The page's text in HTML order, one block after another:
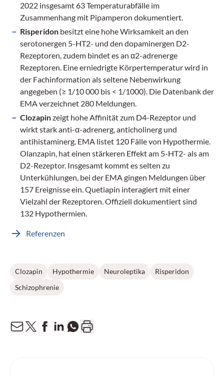
2022 insgesamt 63 Temperaturabfälle im
Zusammenhang mit Pipamperon dokumentiert.
Risperidon besitzt eine hohe Wirksamkeit an den
serotonergen ­5-HT2- und den dopaminergen D2-
Rezeptoren, zudem bindet es an α2-adrenerge
Rezeptoren. Eine erniedrigte Körpertemperatur wird in
der Fachinformation als seltene Nebenwirkung
angegeben (≥ 1/10 000 bis < 1/1000). Die Datenbank der
EMA verzeichnet 280 Meldungen.
Clozapinzeigt hohe Affinität zum D4-Rezeptor und
wirkt stark anti-α-adrenerg, anticholinerg und
antihistaminerg. EMA listet 120 Fälle von Hypothermie.
Olanzapin, hat einen stärkeren Effekt am ­5-HT2- als am
D2-Rezeptor. Insgesamt kommt es selten zu
Unterkühlungen, bei der EMA gingen Meldungen über
157 Ereignisse ein. ­Quetiapin interagiert mit einer
Vielzahl der Rezeptoren. Offiziell dokumentiert sind
132 Hypothermien.
Referenzen
Clozapin Hypothermie Neuroleptika
Risperidon
Schizophrenie